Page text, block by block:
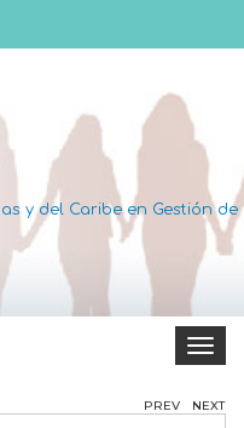
y del Caribe en Gestión de
Toggle
PREV NEXT